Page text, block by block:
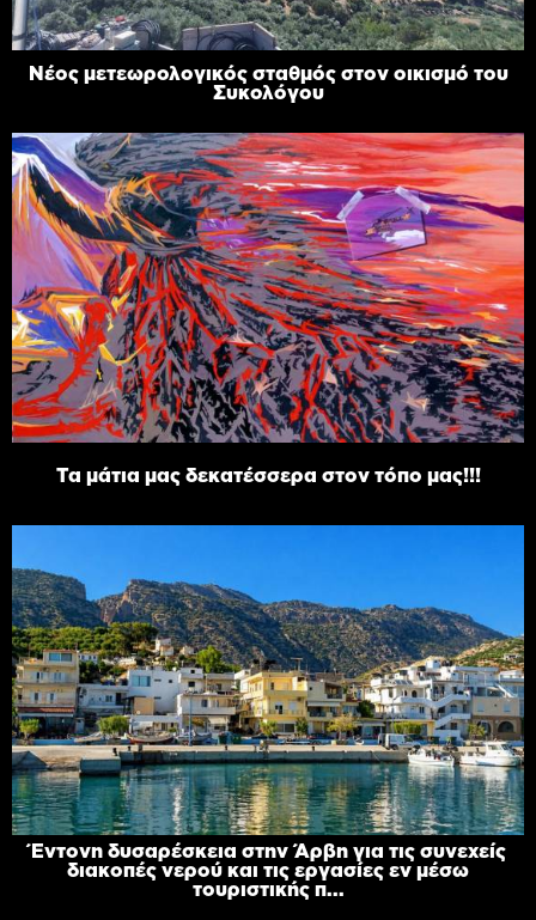
Νέος μετεωρολογικός σταθμός στον οικισμό του
Συκολόγου
Τα μάτια μας δεκατέσσερα στον τόπο μας!!!
Έντονη δυσαρέσκεια στην Άρβη για τις συνεχείς
διακοπές νερού και τις εργασίες εν μέσω
τουριστικής π...